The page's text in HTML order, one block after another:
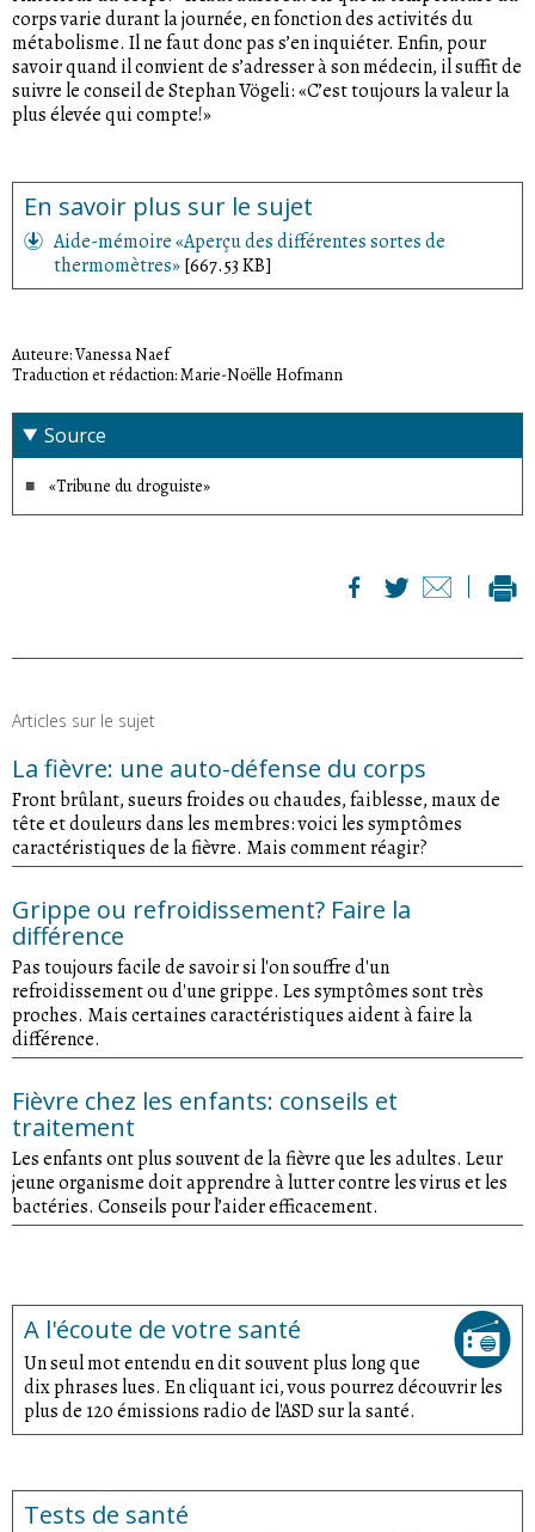
corps varie durant la journée, en fonction des activités du
métabolisme. Il ne faut donc pas s’en inquiéter. Enfin, pour
savoir quand il convient de s’adresser à son médecin, il suffit de
suivre le conseil de Stephan Vögeli: «C’est toujours la valeur la
plus élevée qui compte!»
En savoir plus sur le sujet
Aide-mémoire «Aperçu des différentes sortes de
thermomètres»[667.53 KB]
Auteure: Vanessa Naef
Traduction et rédaction: Marie-Noëlle Hofmann
Source
«Tribune du droguiste»
Articles sur le sujet
La fièvre: une auto-défense du corps
Front brûlant, sueurs froides ou chaudes, faiblesse, maux de
tête et douleurs dans les membres: voici les symptômes
caractéristiques de la fièvre. Mais comment réagir?
Grippe ou refroidissement? Faire la
différence
Pas toujours facile de savoir si l'on souffre d'un
refroidissement ou d'une grippe. Les symptômes sont très
proches. Mais certaines caractéristiques aident à faire la
différence.
Fièvre chez les enfants: conseils et
traitement
Les enfants ont plus souvent de la fièvre que les adultes. Leur
jeune organisme doit apprendre à lutter contre les virus et les
bactéries. Conseils pour l’aider efficacement.
A l'écoute de votre santé
Un seul mot entendu en dit souvent plus long que
dix phrases lues. En cliquant ici, vous pourrez découvrir les
plus de 120 émissions radio de l'ASD sur la santé.
Tests de santé